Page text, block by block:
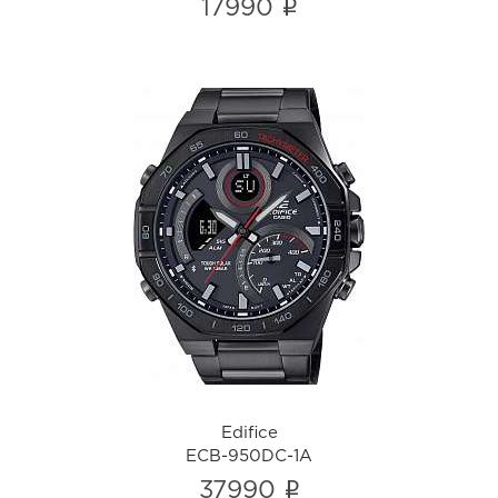
17990 i
Edifice
ECB-950DC-1A
i
Edifice
ECB-950DC-1A
37990 i